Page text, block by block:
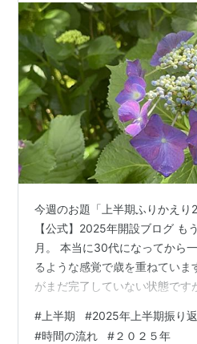
今週のお題「上半期ふりかえ
【公式】2025年開設ブログ も
月。 本当に30代になってから
るような感覚で歳を重ねていま
がまだ完了していない状態です
ないかと震えていました。生き
# 上半期 #2025年上半期振り
#時間の流れ #２０２５年